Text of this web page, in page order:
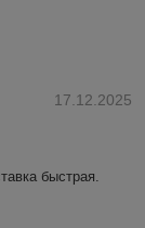
17.12.2025
быстрая.